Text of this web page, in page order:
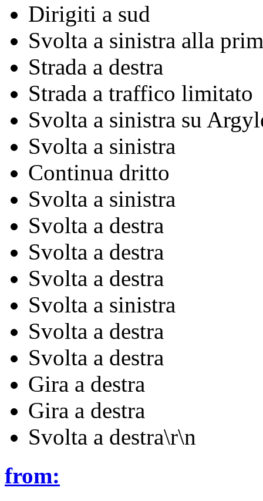
Dirigiti a sud
Svolta a sinistra alla
Strada a destra
Strada a traffico limitato
Svolta a sinistra su
Svolta a sinistra
Continua dritto
Svolta a sinistra
Svolta a destra
Svolta a destra
Svolta a destra
Svolta a sinistra
Svolta a destra
Svolta a destra
Gira a destra
Gira a destra
Svolta a destra\r\n
from: